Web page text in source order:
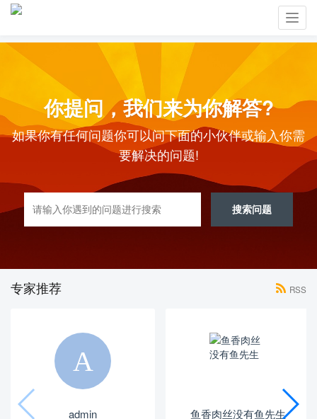
你提问，我们来为你解答?
如果你有任何问题你可以问下面的小伙伴或输入你需
要解决的问题!
搜索问题
专家推荐 RSS
admin 鱼香肉丝没有鱼先生